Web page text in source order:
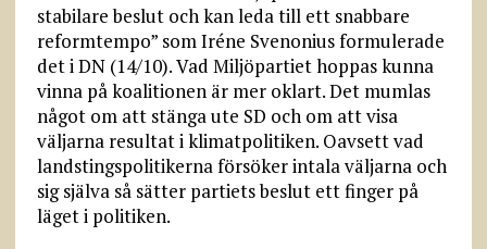
stabilare beslut och kan leda till ett snabbare
reformtempo” som Iréne Svenonius formulerade
det i DN (14/10). Vad Miljöpartiet hoppas kunna
vinna på koalitionen är mer oklart. Det mumlas
något om att stänga ute SD och om att visa
väljarna resultat i klimatpolitiken. Oavsett vad
landstingspolitikerna försöker intala väljarna och
sig själva så sätter partiets beslut ett finger på
läget i politiken.